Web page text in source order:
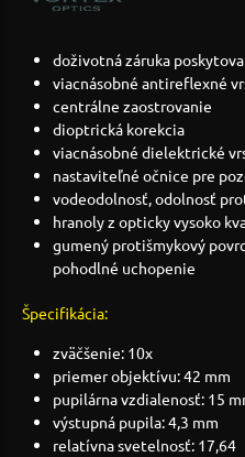
doživotná záruka
viacnásobné antireflexné
centrálne zaostrovanie
dioptrická korekcia
viacnásobné dielektrické
nastaviteľné očnice pre
vodeodolnosť, odolnosť
hranoly z opticky vysoko
gumený protišmykový
pohodlné uchopenie
Špecifikácia:
zväčšenie: 10x
priemer objektívu: 42 mm
pupilárna vzdialenosť: 15
výstupná pupila: 4,3 mm
relatívna svetelnosť: 17,64